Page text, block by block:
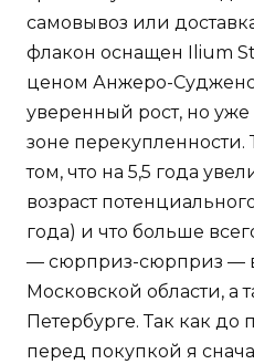
самовывоз или
флакон оснащен Ilium
ценом Анжеро-
уверенный рост, но уже
зоне перекупленности.
том, что на 5,5 года
возраст
года) и что больше
— сюрприз-сюрприз —
Московской области, а
Петербурге. Так как
перед покупкой я